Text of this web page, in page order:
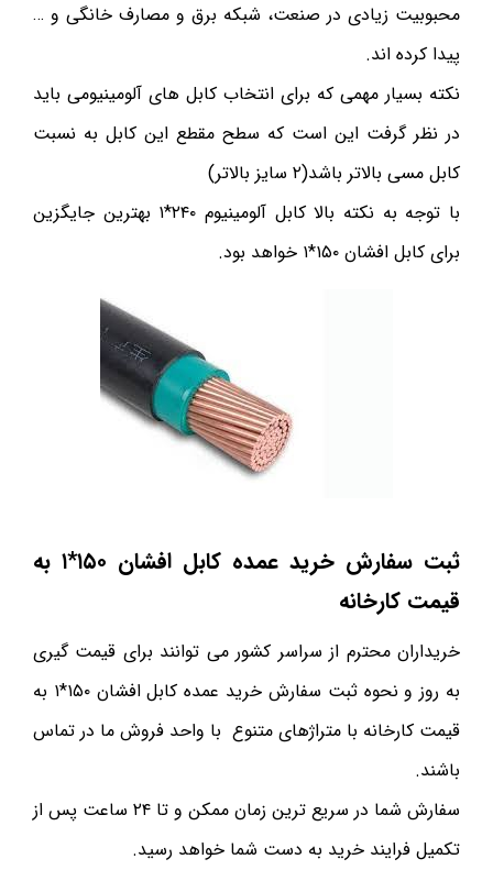
محبوبیت زیادی در صنعت، شبکه برق و مصارف خانگی و …
پیدا کرده اند.
نکته بسیار مهمی که برای انتخاب کابل های آلومینیومی باید
در نظر گرفت این است که سطح مقطع این کابل به نسبت
کابل مسی بالاتر باشد(۲ سایز بالاتر)
با توجه به نکته بالا کابل آلومینیوم ۲۴۰*۱ بهترین جایگزین
برای کابل افشان ۱۵۰*۱ خواهد بود.
ثبت سفارش خرید عمده کابل افشان ۱۵۰*۱ به
قیمت کارخانه
خریداران محترم از سراسر کشور می توانند برای قیمت گیری
به روز و نحوه ثبت سفارش خرید عمده کابل افشان ۱۵۰*۱ به
قیمت کارخانه با متراژهای متنوع با واحد فروش ما در تماس
باشند.
سفارش شما در سریع ترین زمان ممکن و تا ۲۴ ساعت پس از
تکمیل فرایند خرید به دست شما خواهد رسید.